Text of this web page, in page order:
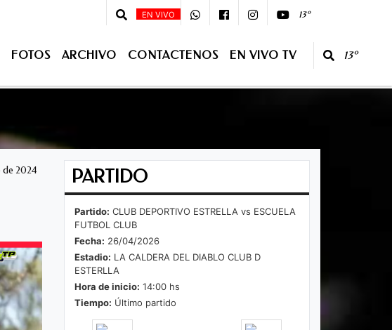
DESDE LA 07:00 - 08 :00 - Primera Edición - 10:00 - 13:00 Segunda Edición -
EN VIVO 13º
EN VIVO TV
FOTOS ARCHIVO CONTACTENOS EN VIVO TV 13º
de 2024 PARTIDO
Partido: CLUB DEPORTIVO ESTRELLA vs ESCUELA
FUTBOL CLUB
Fecha: 26/04/2026
Estadio: LA CALDERA DEL DIABLO CLUB D
ESTERLLA
Hora de inicio: 14:00 hs
Tiempo: Último partido